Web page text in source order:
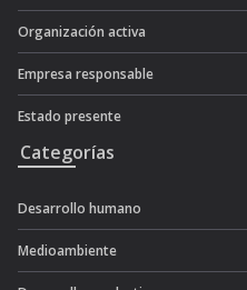
Organización activa
Empresa responsable
Estado presente
Categorías
Desarrollo humano
Medioambiente